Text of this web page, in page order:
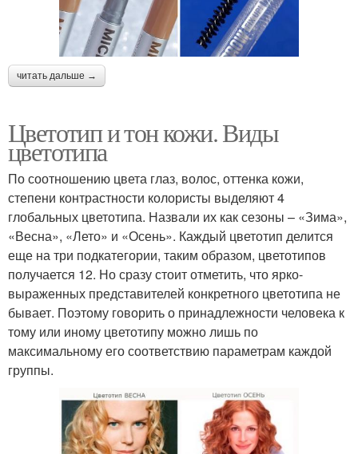
читать дальше →
Цветотип и тон кожи. Виды
цветотипа
По соотношению цвета глаз, волос, оттенка кожи,
степени контрастности колористы выделяют 4
глобальных цветотипа. Назвали их как сезоны – «Зима»,
«Весна», «Лето» и «Осень». Каждый цветотип делится
еще на три подкатегории, таким образом, цветотипов
получается 12. Но сразу стоит отметить, что ярко-
выраженных представителей конкретного цветотипа не
бывает. Поэтому говорить о принадлежности человека к
тому или иному цветотипу можно лишь по
максимальному его соответствию параметрам каждой
группы.